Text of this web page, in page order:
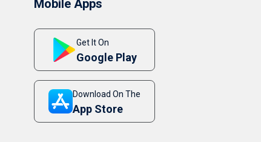
Mobile Apps
Get It On
Google Play
Download On The
App Store